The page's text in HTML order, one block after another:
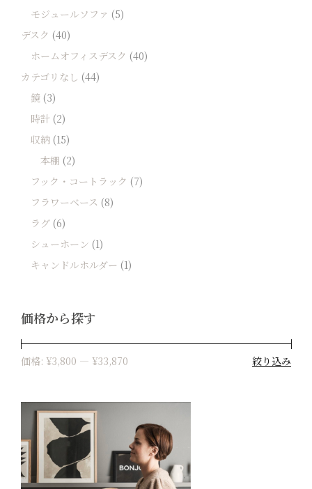
モジュールソファ (5)
デスク (40)
ホームオフィスデスク (40)
カテゴリなし (44)
鏡 (3)
時計 (2)
収納 (15)
本棚 (2)
フック・コートラック (7)
フラワーベース (8)
ラグ (6)
シューホーン (1)
キャンドルホルダー (1)
価格から探す
絞り込み
価格: ¥3,800 — ¥33,870